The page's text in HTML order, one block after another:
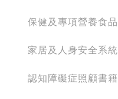
保健及專項營養食品
家居及人身安全系統
認知障礙症照顧書籍